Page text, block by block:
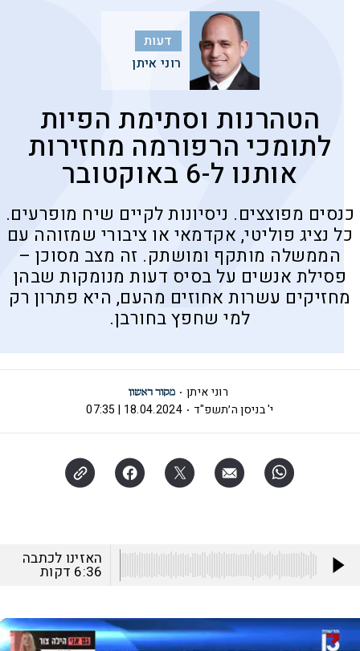
דעות
רוני איתן
הטהרנות וסתימת הפיות
לתומכי הרפורמה מחזירות
אותנו ל-6 באוקטובר
כנסים מפוצצים. ניסיונות לקיים שיח מופרעים.
כל נציג פוליטי, אקדמאי או ציבורי שמזוהה עם
הממשלה מותקף ומושתק. זה מצב מסוכן –
פסילת אנשים על בסיס דעות מנומקות שבהן
מחזיקים עשרות אחוזים מהעם, היא פתרון רק
למי שחפץ בחורבן.
רוני איתן
י' בניסן ה׳תשפ"ד
18.04.2024 | 07:35
האזינו לכתבה
6:36 דקות